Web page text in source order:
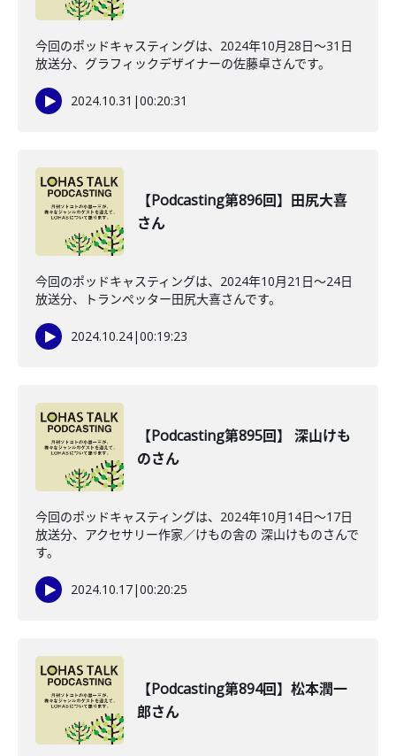
今回のポッドキャスティングは、2024年10月28日〜31日
放送分、グラフィックデザイナーの佐藤卓さんです。
2024.10.31 |00:20:31
【Podcasting第896回】田尻大喜
さん
今回のポッドキャスティングは、2024年10月21日〜24日
放送分、トランぺッター田尻大喜さんです。
2024.10.24|00:19:23
【Podcasting第895回】 深山けも
のさん
今回のポッドキャスティングは、2024年10月14日〜17日
放送分、アクセサリー作家／けもの舎の 深山けものさんで
す。
2024.10.17|00:20:25
【Podcasting第894回】松本潤一
郎さん